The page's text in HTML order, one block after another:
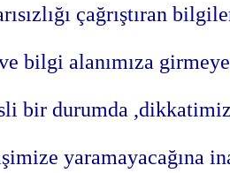
çağrıştıran
bilgi alanımıza
bir durumda
yaramayacağına